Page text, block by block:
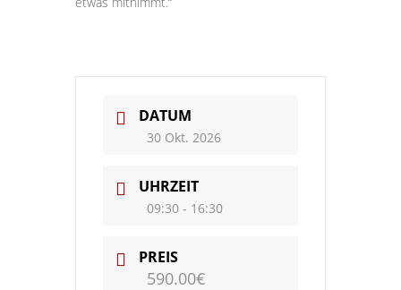
DATUM
30 Okt. 2026
UHRZEIT
09:30 - 16:30
PREIS
590.00€